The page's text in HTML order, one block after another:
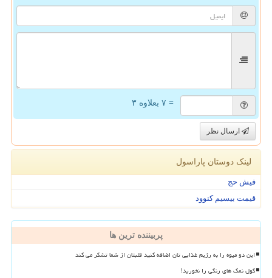
= ۷ بعلاوه ۳
ارسال نظر
لینک دوستان پاراسول
فیش حج
قیمت بیسیم کنوود
پربیننده ترین ها
این دو میوه را به رژیم غذایی تان اضافه کنید قلبتان از شما تشکر می کند
گول نمک های رنگی را نخورید!